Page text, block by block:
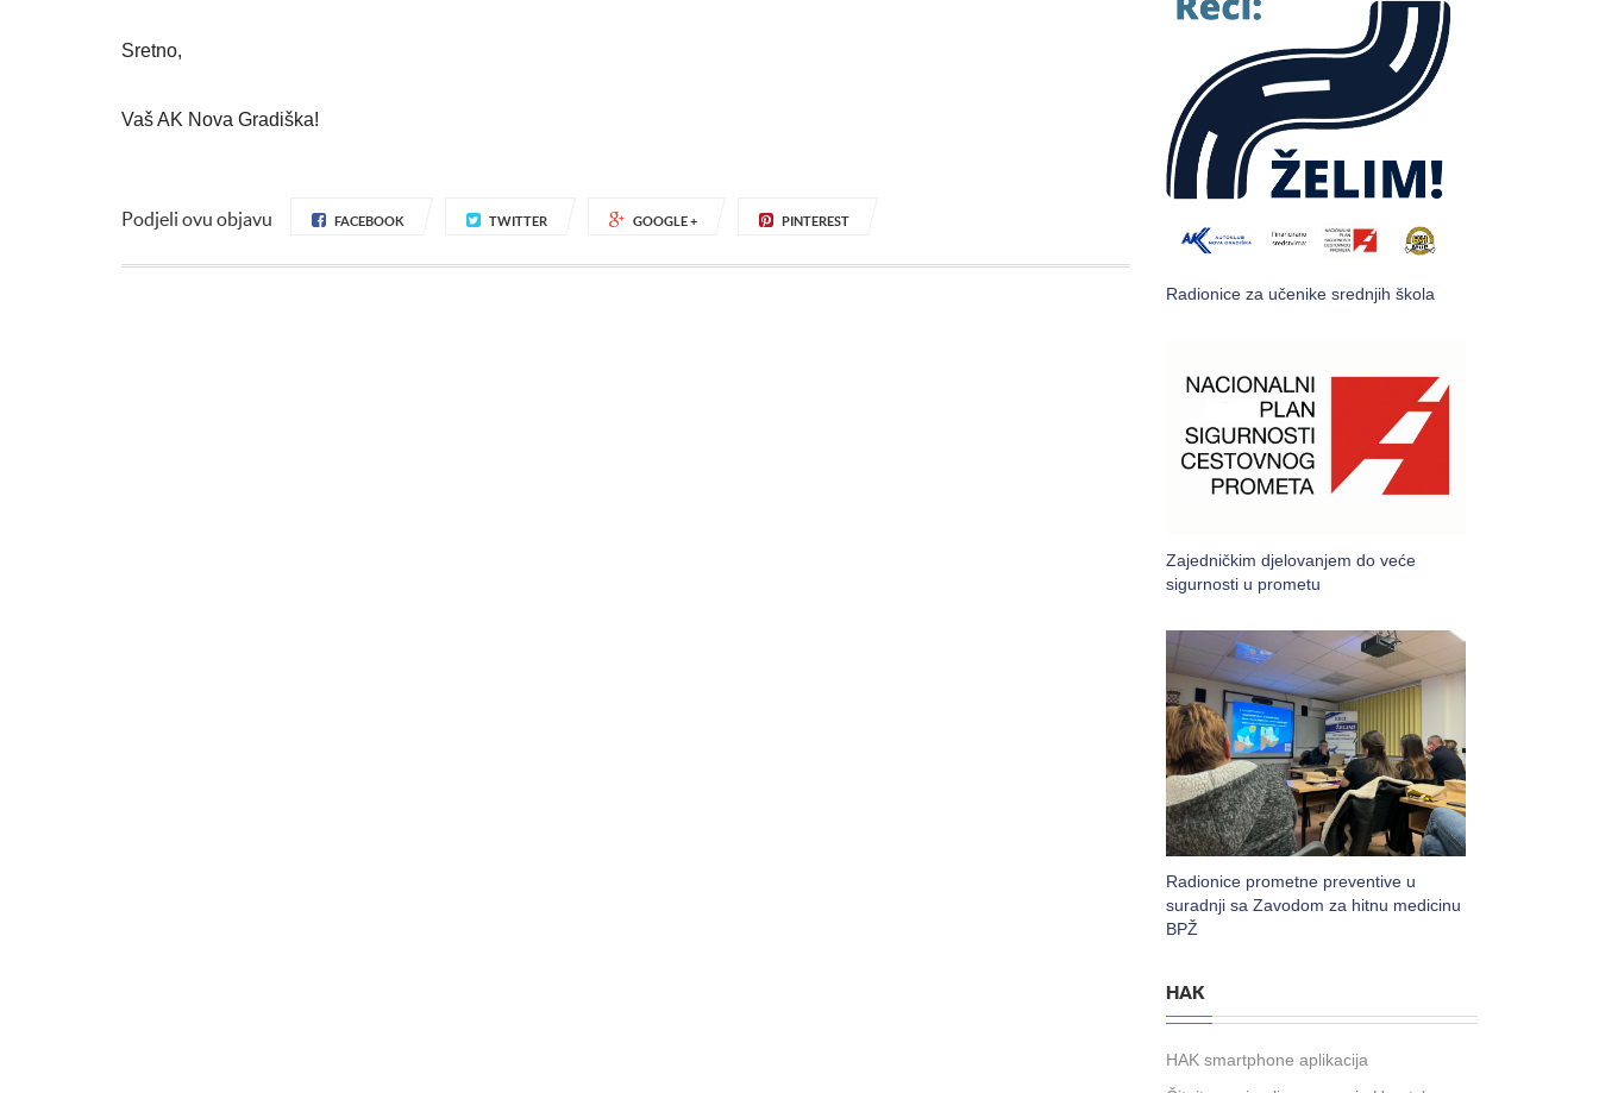
Sretno,
Vaš AK Nova Gradiška!
Podjeli ovu objavu FACEBOOK TWITTER GOOGLE + PINTEREST
Radionice za učenike srednjih škola
Zajedničkim djelovanjem do veće
sigurnosti u prometu
Radionice prometne preventive u
suradnji sa Zavodom za hitnu medicinu
BPŽ
HAK
HAK smartphone aplikacija